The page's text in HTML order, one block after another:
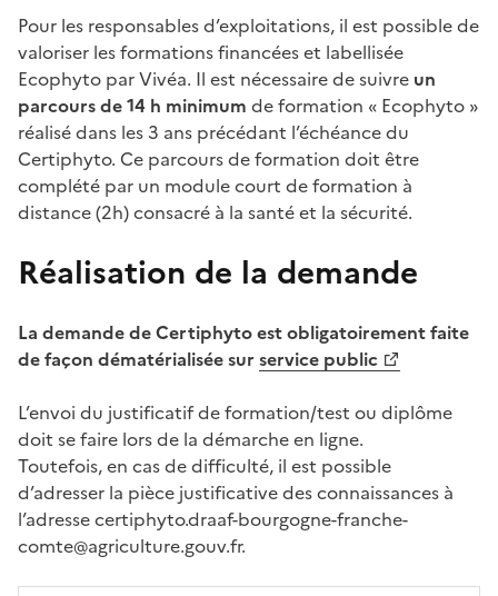
Pour les responsables d’exploitations, il est possible de
valoriser les formations financées et labellisée
Ecophyto par Vivéa. Il est nécessaire de suivre un
parcours de 14 h minimum de formation « Ecophyto »
réalisé dans les 3 ans précédant l’échéance du
Certiphyto. Ce parcours de formation doit être
complété par un module court de formation à
distance (2h) consacré à la santé et la sécurité.
Réalisation de la demande
La demande de Certiphyto est obligatoirement faite
de façon dématérialisée sur service public
L’envoi du justificatif de formation/test ou diplôme
doit se faire lors de la démarche en ligne.
Toutefois, en cas de difficulté, il est possible
d’adresser la pièce justificative des connaissances à
l’adresse certiphyto.draaf-bourgogne-franche-
comte@agriculture.gouv.fr.